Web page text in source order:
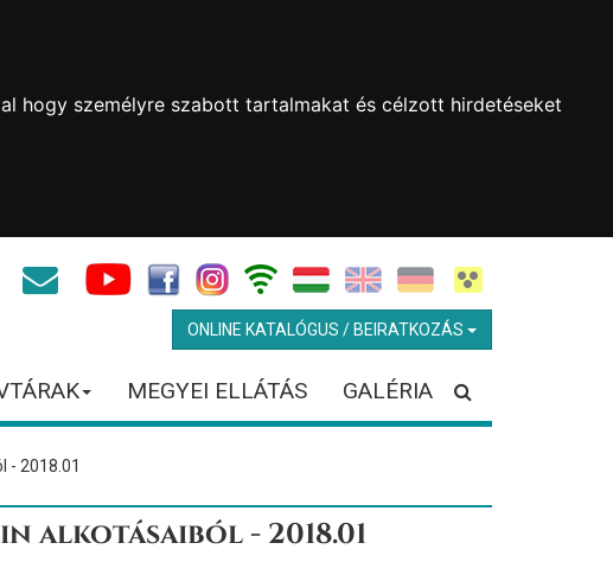
hogy személyre szabott tartalmakat és célzott hirdetéseket
ONLINE KATALÓGUS / BEIRATKOZÁS
MEGYEI ELLÁTÁS GALÉRIA
- 2018.01
alkotásaiból - 2018.01